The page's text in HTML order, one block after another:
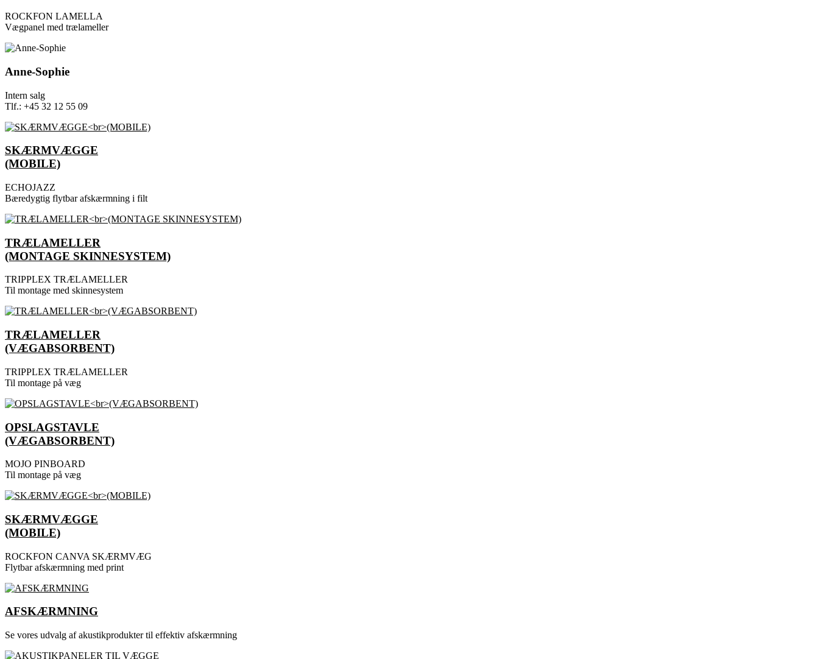
ROCKFON LAMELLA
Vægpanel med trælameller
Anne-Sophie
Intern salg
Tlf.: +45 32 12 55 09
SKÆRMVÆGGE
(MOBILE)
ECHOJAZZ
Bæredygtig flytbar afskærmning i filt
TRÆLAMELLER
(MONTAGE SKINNESYSTEM)
TRIPPLEX TRÆLAMELLER
Til montage med skinnesystem
TRÆLAMELLER
(VÆGABSORBENT)
TRIPPLEX TRÆLAMELLER
Til montage på væg
OPSLAGSTAVLE
(VÆGABSORBENT)
MOJO PINBOARD
Til montage på væg
SKÆRMVÆGGE
(MOBILE)
ROCKFON CANVA SKÆRMVÆG
Flytbar afskærmning med print
AFSKÆRMNING
Se vores udvalg af akustikprodukter til effektiv afskærmning